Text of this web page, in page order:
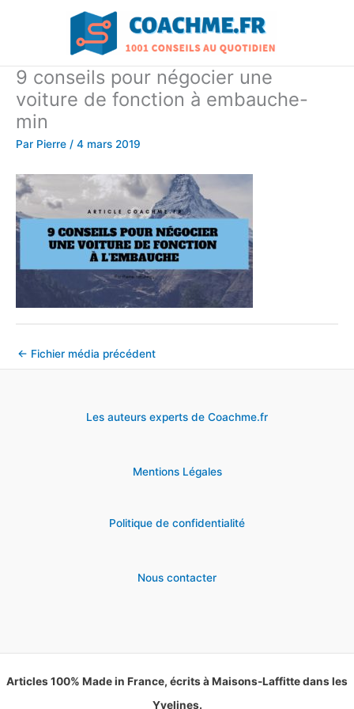
9 conseils pour négocier une
voiture de fonction à embauche-
min
Par Pierre / 4 mars 2019
← Fichier média précédent
Les auteurs experts de Coachme.fr
Mentions Légales
Politique de confidentialité
Nous contacter
Articles 100% Made in France, écrits à Maisons-Laffitte dans les
Yvelines.